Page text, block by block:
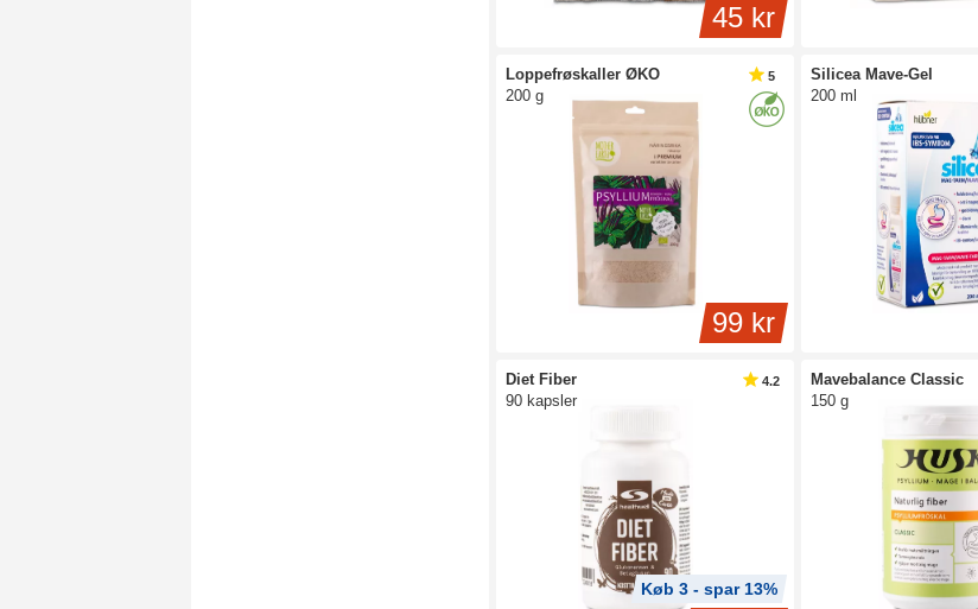
45 kr
Loppefrøskaller ØKO
200 g
99 kr
5
Silicea Mave-Gel
200 ml
Diet Fiber
90 kapsler
Køb 3 - spar 13%
4.2
Mavebalance Classic
150 g